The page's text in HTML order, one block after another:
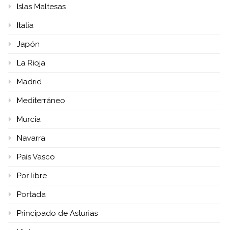
Islas Maltesas
Italia
Japón
La Rioja
Madrid
Mediterráneo
Murcia
Navarra
País Vasco
Por libre
Portada
Principado de Asturias